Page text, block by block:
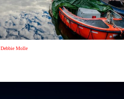
Debbie Molle